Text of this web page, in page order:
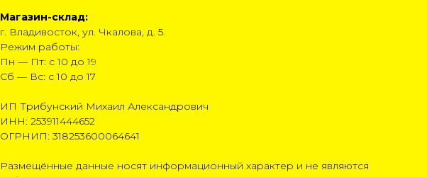
Магазин-склад:
г. Владивосток, ул. Чкалова, д. 5.
Режим работы:
Пн — Пт: с 10 до 19
Сб — Вс: с 10 до 17
ИП Трибунский Михаил Александрович
ИНН: 253911444652
ОГРНИП: 318253600064641
Размещённые данные носят информационный характер и не являются